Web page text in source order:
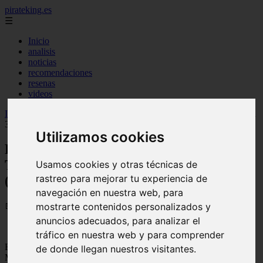
Utilizamos cookies
Usamos cookies y otras técnicas de
rastreo para mejorar tu experiencia de
navegación en nuestra web, para
mostrarte contenidos personalizados y
anuncios adecuados, para analizar el
tráfico en nuestra web y para comprender
de donde llegan nuestros visitantes.
pirateking.es
☰
Inicio
analisis
noticias
recomendaciones
resenas
videos
Inicio
3 de One-Punch Man (Temporizador de Cuenta Regresiva)
Fecha y Hora de Estreno de la
Temporada 3 de One-Punch Man
(Temporizador de Cuenta Regresiva)
📅 09/10/2025
Basada en el webcomic de ONE, la Temporada 1 de One-Punch
Man se lanzó en 2015. Tras el exitoso recorrido de la temporada